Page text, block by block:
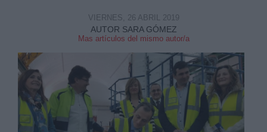
AUTOR SARA GÓMEZ
Mas artículos del mismo autor/a
VIERNES, 26 ABRIL 2019
Información adicional
link